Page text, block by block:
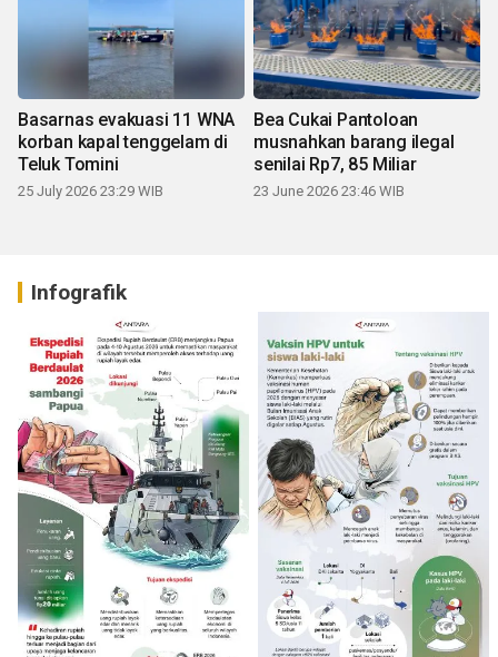
Basarnas evakuasi 11 WNA
korban kapal tenggelam di
Teluk Tomini
25 July 2026 23:29 WIB
Bea Cukai Pantoloan
musnahkan barang ilegal
senilai Rp7, 85 Miliar
23 June 2026 23:46 WIB
Infografik